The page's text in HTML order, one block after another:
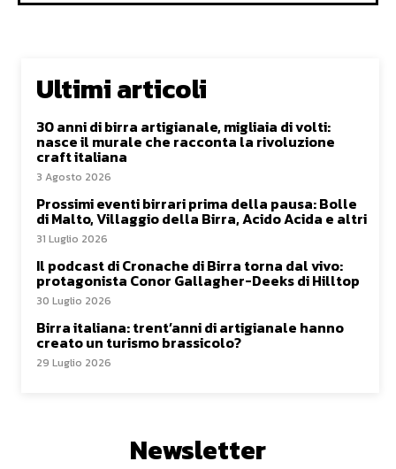
Ultimi articoli
30 anni di birra artigianale, migliaia di volti:
nasce il murale che racconta la rivoluzione
craft italiana
3 Agosto 2026
Prossimi eventi birrari prima della pausa: Bolle
di Malto, Villaggio della Birra, Acido Acida e altri
31 Luglio 2026
Il podcast di Cronache di Birra torna dal vivo:
protagonista Conor Gallagher-Deeks di Hilltop
30 Luglio 2026
Birra italiana: trent’anni di artigianale hanno
creato un turismo brassicolo?
29 Luglio 2026
Newsletter